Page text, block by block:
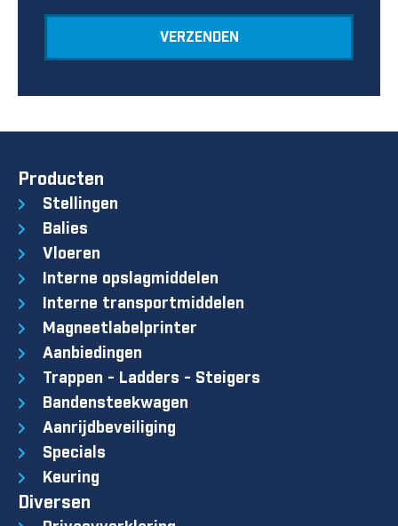
VERZENDEN
Producten
Stellingen
Balies
Vloeren
Interne opslagmiddelen
Interne transportmiddelen
Magneetlabelprinter
Aanbiedingen
Trappen - Ladders - Steigers
Bandensteekwagen
Aanrijdbeveiliging
Specials
Keuring
Diversen